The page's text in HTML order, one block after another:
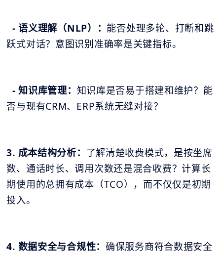
- 语义理解（NLP）： 能否处理多轮、打断和跳
跃式对话？意图识别准确率是关键指标。
- 知识库管理： 知识库是否易于搭建和维护？能
否与现有CRM、ERP系统无缝对接？
3. 成本结构分析： 了解清楚收费模式，是按坐席
数、通话时长、调用次数还是混合收费？计算长
期使用的总拥有成本（TCO），而不仅仅是初期
投入。
4. 数据安全与合规性：确保服务商符合数据安全